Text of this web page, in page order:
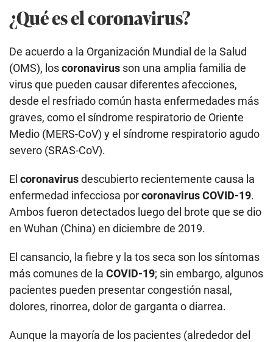
¿Qué es el coronavirus?
De acuerdo a la Organización Mundial de la Salud
(OMS), loscoronavirus son una amplia familia de
virus que pueden causar diferentes afecciones,
desde el resfriado común hasta enfermedades más
graves, como el síndrome respiratorio de Oriente
Medio (MERS-CoV) y el síndrome respiratorio agudo
severo (SRAS-CoV).
El coronavirusdescubierto recientemente causa la
enfermedad infecciosa porcoronavirus COVID-19.
Ambos fueron detectados luego del brote que se dio
en Wuhan (China) en diciembre de 2019.
El cansancio, la fiebre y la tos seca son los síntomas
más comunes de la COVID-19; sin embargo, algunos
pacientes pueden presentar congestión nasal,
dolores, rinorrea, dolor de garganta o diarrea.
Aunque la mayoría de los pacientes (alrededor del